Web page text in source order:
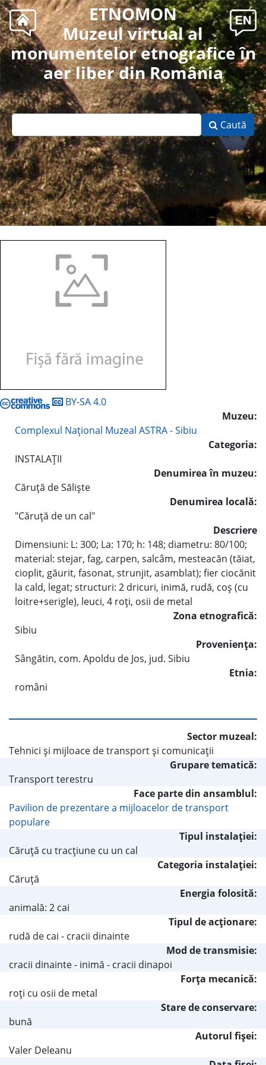
ETNOMON
Muzeul virtual al
monumentelor etnografice în
aer liber din România
Caută
BY-SA 4.0
Muzeu:
Complexul Naţional Muzeal ASTRA - Sibiu
Categoria:
INSTALAŢII
Denumirea în muzeu:
Căruţă de Sălişte
Denumirea locală:
"Căruţă de un cal"
Descriere
Dimensiuni: L: 300; La: 170; h: 148; diametru: 80/100;
material: stejar, fag, carpen, salcâm, mesteacăn (tăiat,
cioplit, găurit, fasonat, strunjit, asamblat); fier ciocănit
la cald, legat; structuri: 2 dricuri, inimă, rudă, coş (cu
loitre+serigle), leuci, 4 roţi, osii de metal
Zona etnografică:
Sibiu
Provenienţa:
Sângătin, com. Apoldu de Jos, jud. Sibiu
Etnia:
români
Sector muzeal:
Tehnici şi mijloace de transport şi comunicaţii
Grupare tematică:
Transport terestru
Face parte din ansamblul:
Pavilion de prezentare a mijloacelor de transport
populare
Tipul instalaţiei:
Căruţă cu tracţiune cu un cal
Categoria instalaţiei:
Căruţă
Energia folosită:
animală: 2 cai
Tipul de acţionare:
rudă de cai - cracii dinainte
Mod de transmisie:
cracii dinainte - inimă - cracii dinapoi
Forţa mecanică:
roţi cu osii de metal
Stare de conservare:
bună
Autorul fişei:
Valer Deleanu